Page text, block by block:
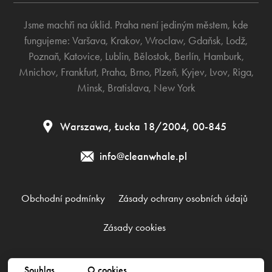
Jsme machři na úklid. Praha není jediným městem, kde
fungujeme: Varšava, Krakov, Wroclaw, Gdaňsk, Lodž,
Poznaň, Katovice, Lublin, Bělostok, Berlín, Hamburk,
Mnichov, Frankfurt, Praha, Brno, Plzeň, Kyjev, Lvov, Riga,
Minsk, Bratislava, New York
Warszawa, Łucka 18/2004, 00-845
info@cleanwhale.pl
Obchodní podmínky Zásady ochrany osobních údajů
Zásady cookies
Clean Whale Sp. z o.o., KRS 0000868230, NIP: 6751738063,